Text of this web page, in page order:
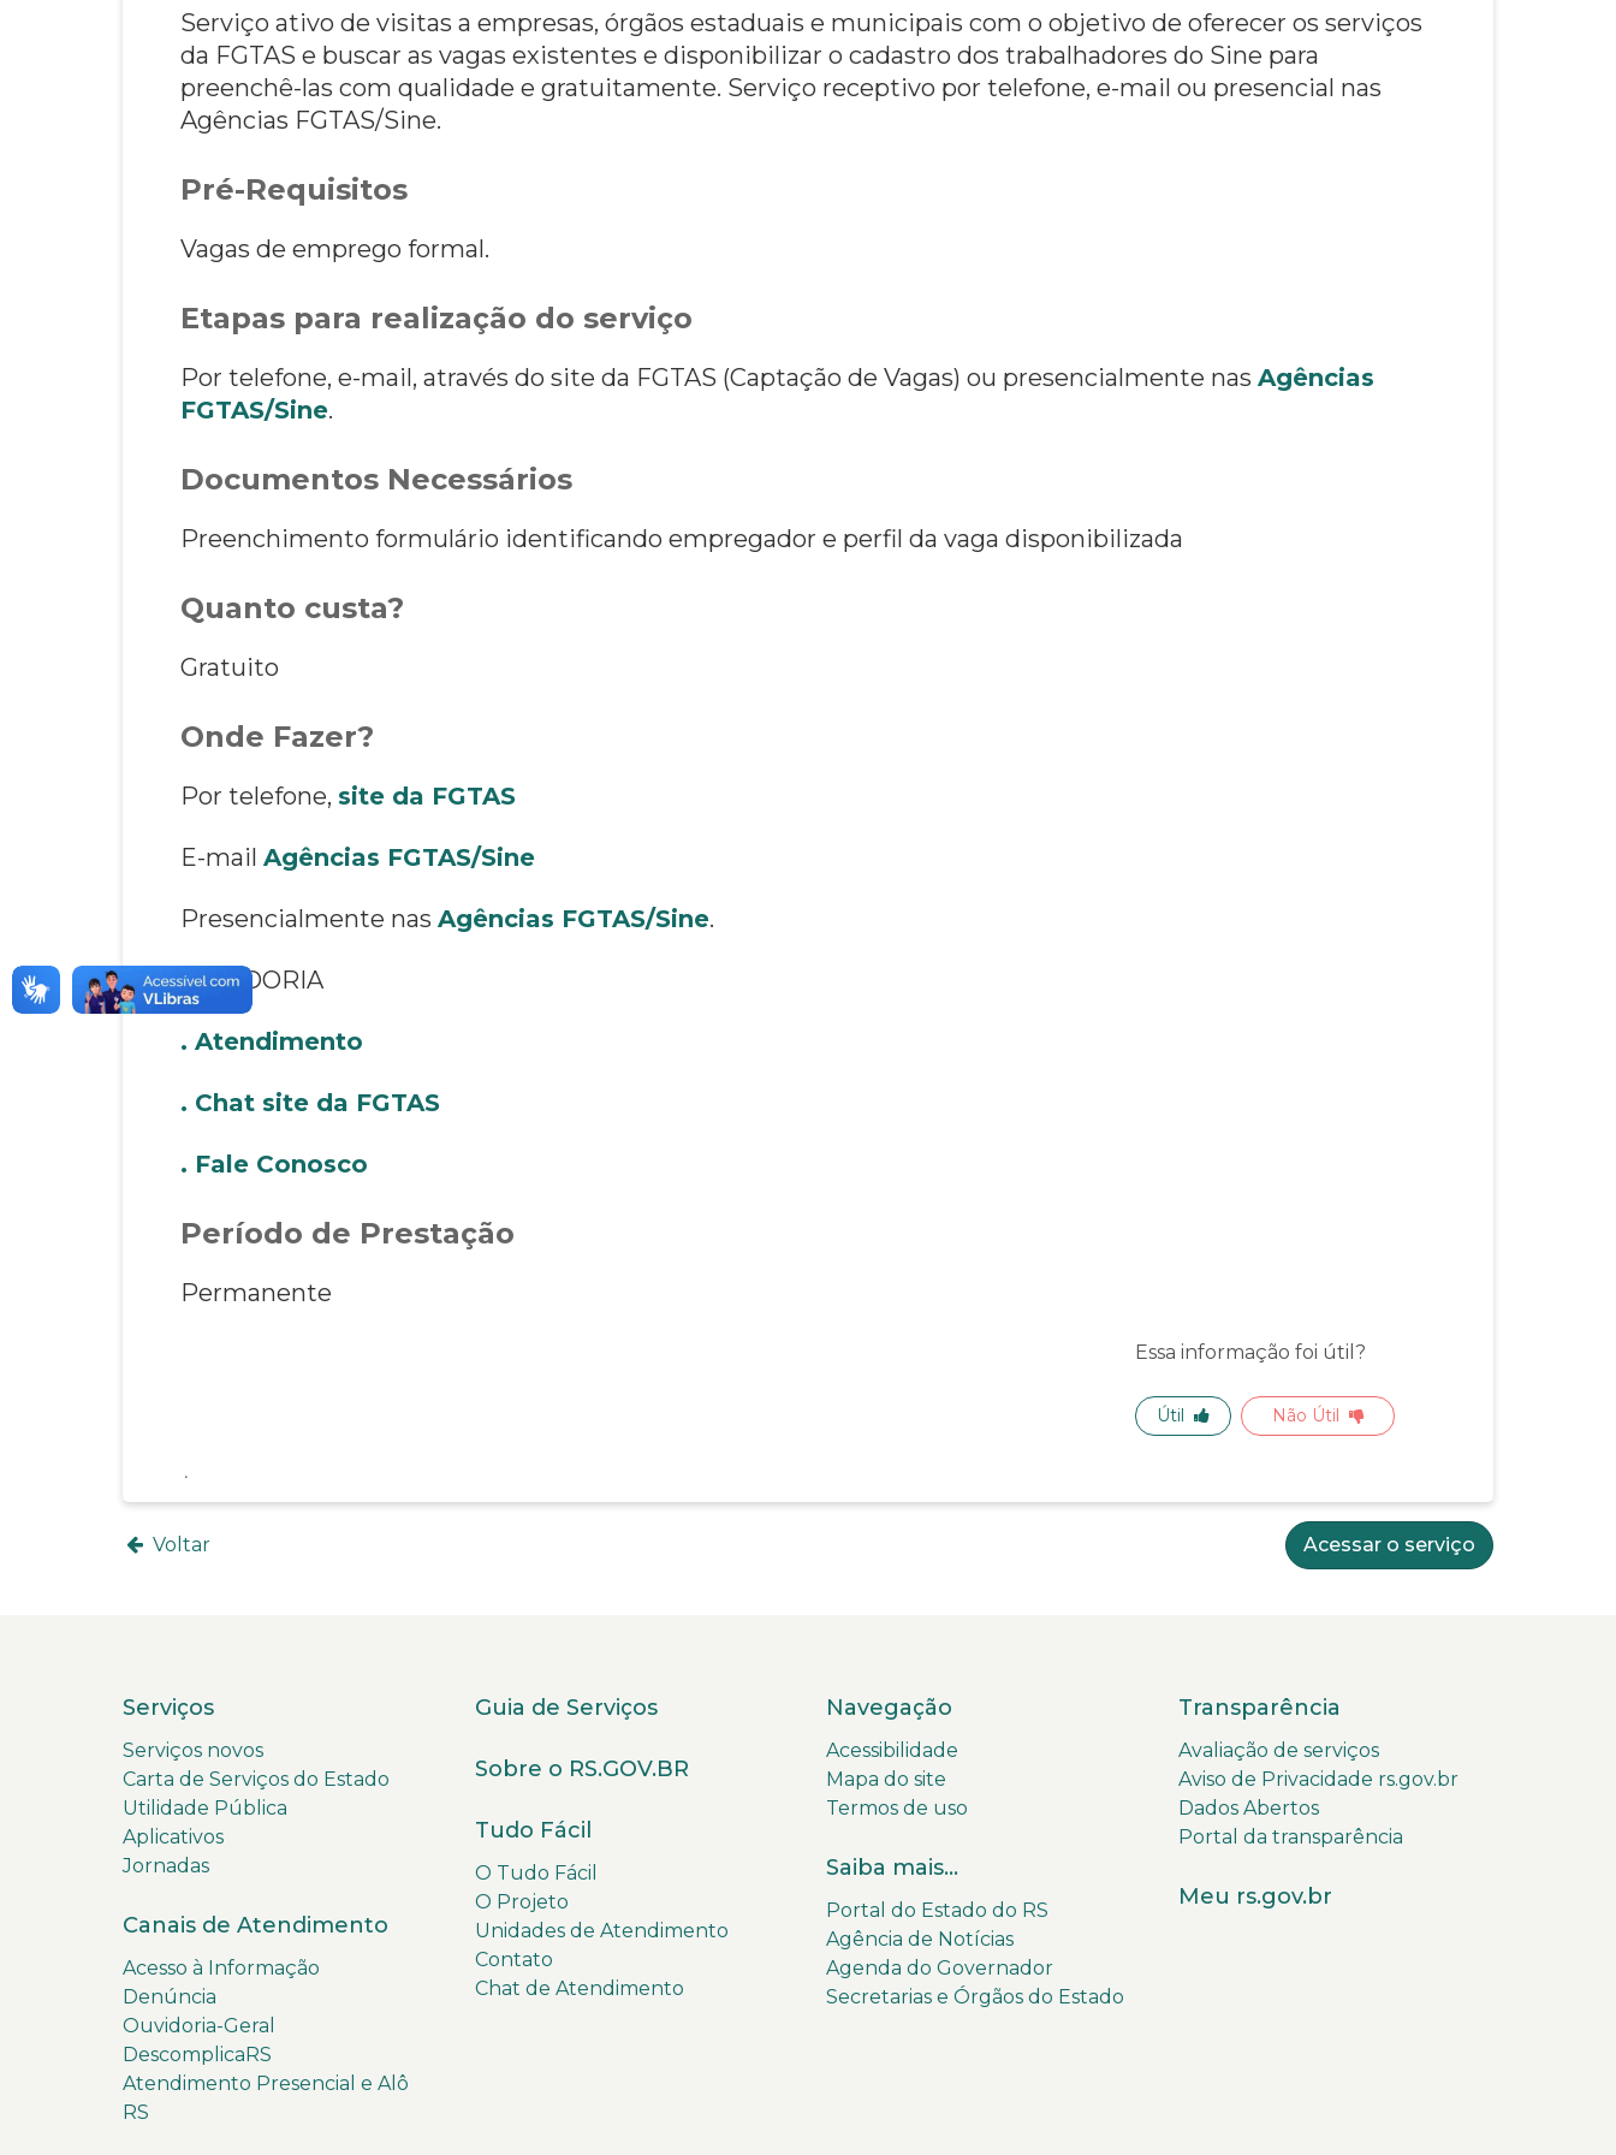
Serviço ativo de visitas a empresas, órgãos estaduais e municipais com o objetivo de oferecer os serviços
da FGTAS e buscar as vagas existentes e disponibilizar o cadastro dos trabalhadores do Sine para
preenchê-las com qualidade e gratuitamente. Serviço receptivo por telefone, e-mail ou presencial nas
Agências FGTAS/Sine.
Pré-Requisitos
Vagas de emprego formal.
Etapas para realização do serviço
Por telefone, e-mail, através do site da FGTAS (Captação de Vagas) ou presencialmente nas Agências
FGTAS/Sine.
Documentos Necessários
Preenchimento formulário identificando empregador e perfil da vaga disponibilizada
Quanto custa?
Gratuito
Onde Fazer?
Por telefone, site da FGTAS
E-mail Agências FGTAS/Sine
Presencialmente nas Agências FGTAS/Sine.
OUVIDORIA
. Atendimento
. Chat site da FGTAS
. Fale Conosco
Período de Prestação
Permanente
Essa informação foi útil?
Útil Não Útil
Voltar Acessar o serviço
Serviços
Serviços novos
Carta de Serviços do Estado
Utilidade Pública
Aplicativos
Jornadas
Canais de Atendimento
Acesso à Informação
Denúncia
Ouvidoria-Geral
DescomplicaRS
Atendimento Presencial e Alô
RS
Guia de Serviços
Sobre o RS.GOV.BR
Tudo Fácil
O Tudo Fácil
O Projeto
Unidades de Atendimento
Contato
Chat de Atendimento
Navegação
Acessibilidade
Mapa do site
Termos de uso
Saiba mais...
Portal do Estado do RS
Agência de Notícias
Agenda do Governador
Secretarias e Órgãos do Estado
Transparência
Avaliação de serviços
Aviso de Privacidade rs.gov.br
Dados Abertos
Portal da transparência
Meu rs.gov.br